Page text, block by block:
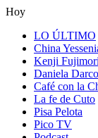
Hoy
LO ÚLTIMO
China
Kenji Fujimori
Daniela
Café con la
La fe de Cuto
Pisa Pelota
Pico TV